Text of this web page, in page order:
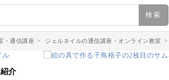
検索
・通信講座 > ジェルネイルの通信講座・オンライン教室 >
介